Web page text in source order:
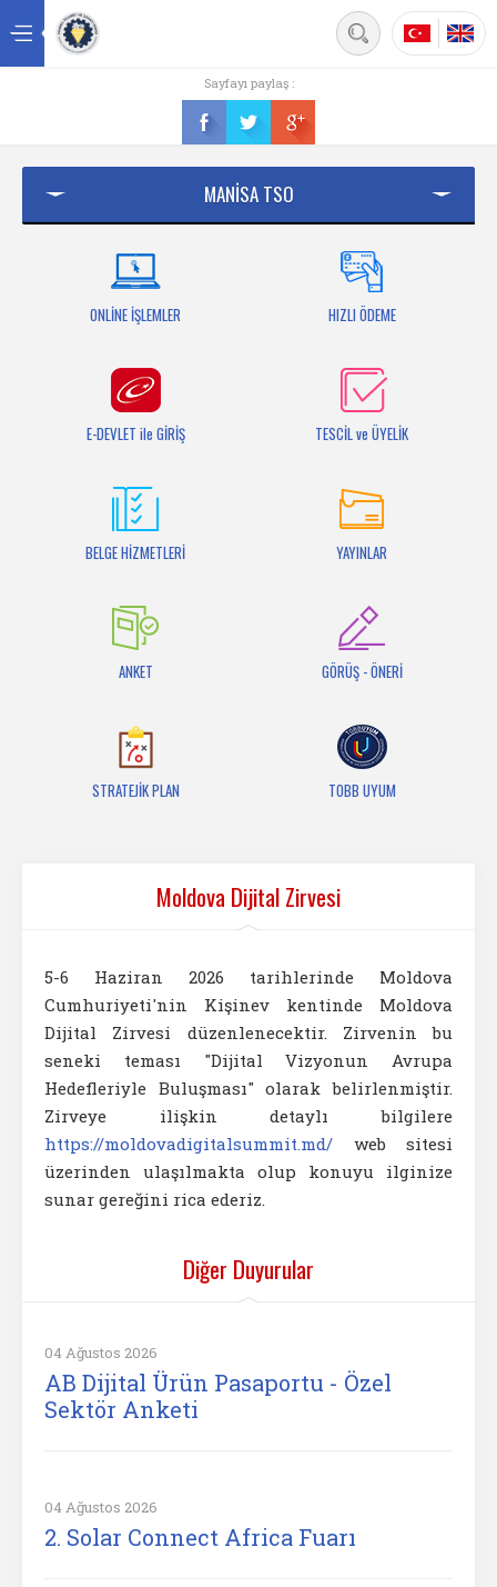
Üyelik
Bilgi Bankası
Sayfayı paylaş :
MANİSA TSO
ONLİNE İŞLEMLER HIZLI ÖDEME
E-DEVLET ile GİRİŞ TESCİL ve ÜYELİK
BELGE HİZMETLERİ YAYINLAR
ANKET GÖRÜŞ - ÖNERİ
STRATEJİK PLAN TOBB UYUM
Moldova Dijital Zirvesi
5-6 Haziran 2026 tarihlerinde Moldova
Cumhuriyeti'nin Kişinev kentinde Moldova
Dijital Zirvesi düzenlenecektir. Zirvenin bu
seneki teması "Dijital Vizyonun Avrupa
Hedefleriyle Buluşması" olarak belirlenmiştir.
Zirveye ilişkin detaylı bilgilere
https://moldovadigitalsummit.md/ web sitesi
üzerinden ulaşılmakta olup konuyu ilginize
sunar gereğini rica ederiz.
Diğer Duyurular
04 Ağustos 2026
AB Dijital Ürün Pasaportu - Özel
Sektör Anketi
04 Ağustos 2026
2. Solar Connect Africa Fuarı